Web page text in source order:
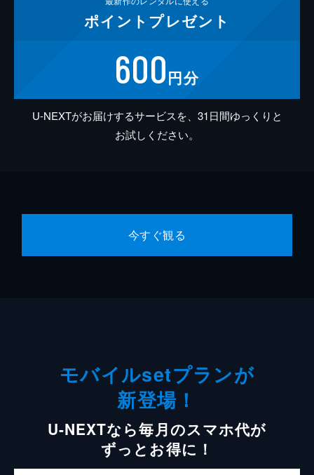
ポイント プレゼント
600円分
U-NEXTがお届けするサービスを、31日間ゆっくりと
お試しください。
今すぐ観る
モバイルsetプランが
新登場！
U-NEXTなら毎月のスマホ代が
ずっとお得に！